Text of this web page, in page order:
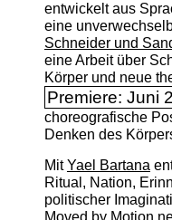
entwickelt aus
eine
Schneider und
eine Arbeit über
Körper und neue
Premiere: Juni
choreografische
Denken des
MitYael Bartana
Ritual, Nation,
politischer